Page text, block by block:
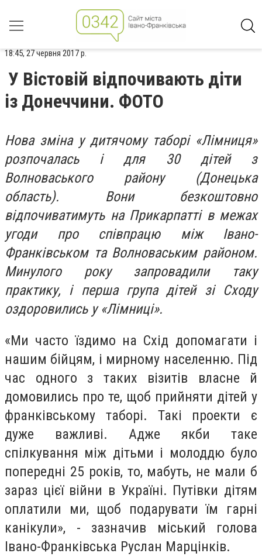
18:45, 27 червня 2017 р.
У Вістовій відпочивають діти
із Донеччини. ФОТО
Нова зміна у дитячому таборі «Лімниця»
розпочалась і для 30 дітей з
Волноваського району (Донецька
область). Вони безкоштовно
відпочиватимуть на Прикарпатті в межах
угоди про співпрацю між Івано-
Франківськом та Волноваським районом.
Минулого року запровадили таку
практику, і перша група дітей зі Сходу
оздоровились у «Лімниці».
«Ми часто їздимо на Схід допомагати і
нашим бійцям, і мирному населенню. Під
час одного з таких візитів власне й
домовились про те, щоб прийняти дітей у
франківському таборі. Такі проекти є
дуже важливі. Адже якби таке
спілкування між дітьми і молоддю було
попередні 25 років, то, мабуть, не мали б
зараз цієї війни в Україні. Путівки дітям
оплатили ми, щоб подарувати їм гарні
канікули», - зазначив міський голова
Івано-Франківська Руслан Марцінків.